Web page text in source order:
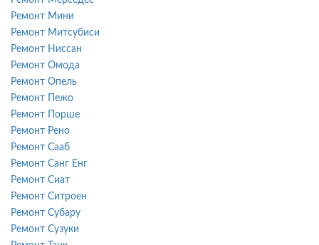
Ремонт Мини
Ремонт Митсубиси
Ремонт Ниссан
Ремонт Омода
Ремонт Опель
Ремонт Пежо
Ремонт Порше
Ремонт Рено
Ремонт Сааб
Ремонт Санг Енг
Ремонт Сиат
Ремонт Ситроен
Ремонт Субару
Ремонт Сузуки